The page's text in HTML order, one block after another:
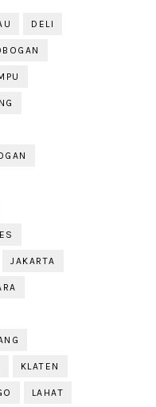
DELI
JAKARTA
KLATEN
LAHAT